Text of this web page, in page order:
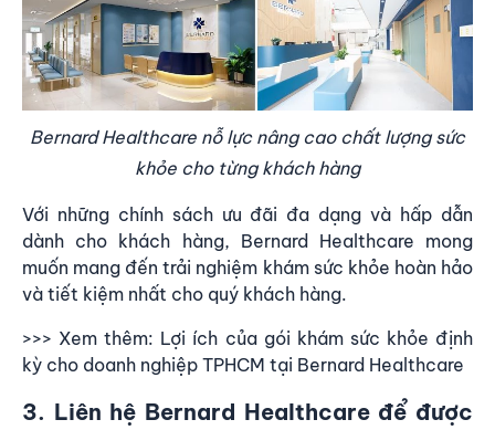
Bernard Healthcare nỗ lực nâng cao chất lượng sức
khỏe cho từng khách hàng
Với những chính sách ưu đãi đa dạng và hấp dẫn
dành cho khách hàng, Bernard Healthcare mong
muốn mang đến trải nghiệm khám sức khỏe hoàn hảo
và tiết kiệm nhất cho quý khách hàng.
>>> Xem thêm: Lợi ích của gói khám sức khỏe định
kỳ cho doanh nghiệp TPHCM tại Bernard Healthcare
3. Liên hệ Bernard Healthcare để được